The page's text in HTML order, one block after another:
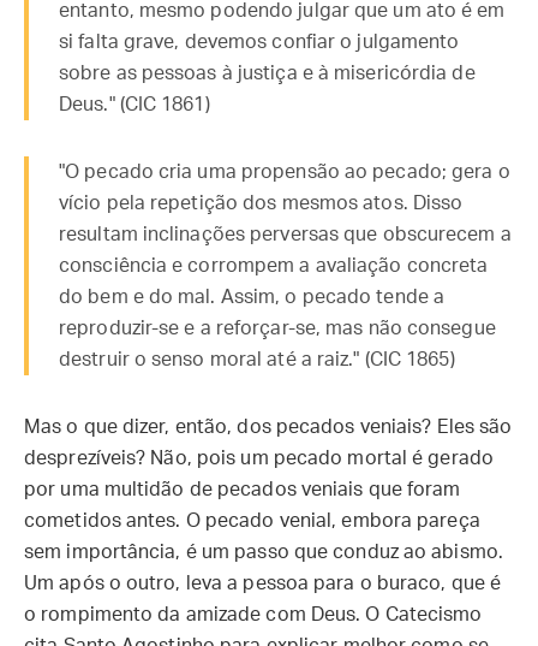
entanto, mesmo podendo julgar que um ato é em
si falta grave, devemos confiar o julgamento
sobre as pessoas à justiça e à misericórdia de
Deus." (CIC 1861)
"O pecado cria uma propensão ao pecado; gera o
vício pela repetição dos mesmos atos. Disso
resultam inclinações perversas que obscurecem a
consciência e corrompem a avaliação concreta
do bem e do mal. Assim, o pecado tende a
reproduzir-se e a reforçar-se, mas não consegue
destruir o senso moral até a raiz." (CIC 1865)
Mas o que dizer, então, dos pecados veniais? Eles são
desprezíveis? Não, pois um pecado mortal é gerado
por uma multidão de pecados veniais que foram
cometidos antes. O pecado venial, embora pareça
sem importância, é um passo que conduz ao abismo.
Um após o outro, leva a pessoa para o buraco, que é
o rompimento da amizade com Deus. O Catecismo